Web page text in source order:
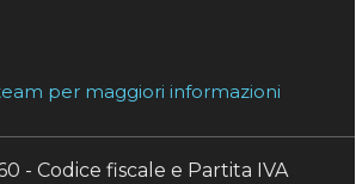
per maggiori informazioni
- Codice fiscale e Partita IVA